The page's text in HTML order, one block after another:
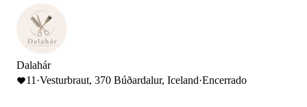
Dalahár
11 ·Vesturbraut, 370 Búðardalur, Iceland·Encerrado